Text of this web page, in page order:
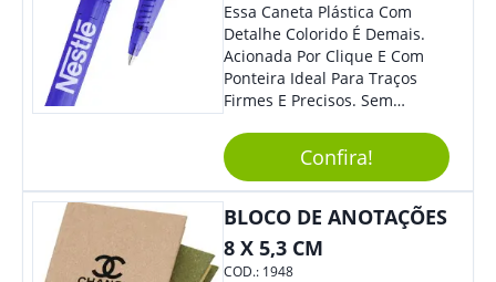
Essa Caneta Plástica Com
Detalhe Colorido É Demais.
Acionada Por Clique E Com
Ponteira Ideal Para Traços
Firmes E Precisos. Sem
Brinde Para Representar Sua
Marca.
Confira!
BLOCO DE ANOTAÇÕES
8 X 5,3 CM
COD.: 1948